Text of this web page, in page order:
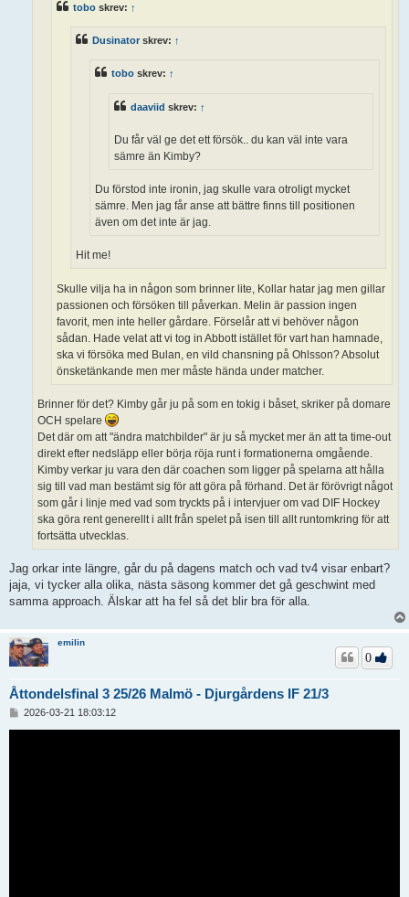
tobo skrev: ↑
Dusinator skrev: ↑
tobo skrev: ↑
daaviid skrev: ↑
Du får väl ge det ett försök.. du kan väl inte vara
sämre än Kimby?
Du förstod inte ironin, jag skulle vara otroligt mycket
sämre. Men jag får anse att bättre finns till positionen
även om det inte är jag.
Hit me!
Skulle vilja ha in någon som brinner lite, Kollar hatar jag men gillar
passionen och försöken till påverkan. Melin är passion ingen
favorit, men inte heller gårdare. Förselår att vi behöver någon
sådan. Hade velat att vi tog in Abbott istället för vart han hamnade,
ska vi försöka med Bulan, en vild chansning på Ohlsson? Absolut
önsketänkande men mer måste hända under matcher.
Brinner för det? Kimby går ju på som en tokig i båset, skriker på domare
OCH spelare
Det där om att "ändra matchbilder" är ju så mycket mer än att ta time-out
direkt efter nedsläpp eller börja röja runt i formationerna omgående.
Kimby verkar ju vara den där coachen som ligger på spelarna att hålla
sig till vad man bestämt sig för att göra på förhand. Det är förövrigt något
som går i linje med vad som tryckts på i intervjuer om vad DIF Hockey
ska göra rent generellt i allt från spelet på isen till allt runtomkring för att
fortsätta utvecklas.
Jag orkar inte längre, går du på dagens match och vad tv4 visar enbart?
jaja, vi tycker alla olika, nästa säsong kommer det gå geschwint med
samma approach. Älskar att ha fel så det blir bra för alla.
emilin
Åttondelsfinal 3 25/26 Malmö - Djurgårdens IF 21/3
0
2026-03-21 18:03:12